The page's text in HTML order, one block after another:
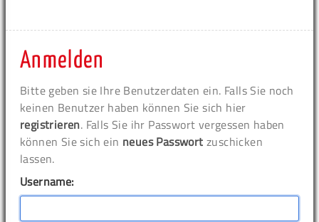
Anmelden
Bitte geben sie Ihre Benutzerdaten ein. Falls Sie noch
keinen Benutzer haben können Sie sich hier
registrieren. Falls Sie ihr Passwort vergessen haben
können Sie sich ein neues Passwort zuschicken
lassen.
Username: